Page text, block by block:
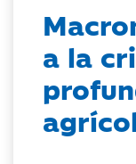
a la